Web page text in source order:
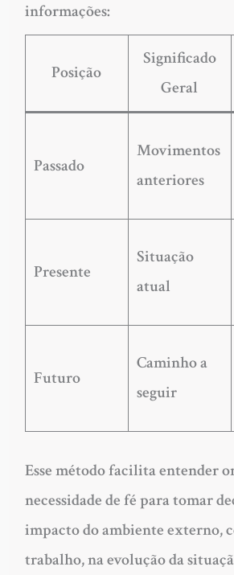
informações:
Posição
Significado
Geral
Passado
Movimentos
anteriores
Presente
Situação
atual
Futuro
Caminho a
seguir
Esse método facilita entender
necessidade de fé para tomar
impacto do ambiente externo,
trabalho, na evolução da